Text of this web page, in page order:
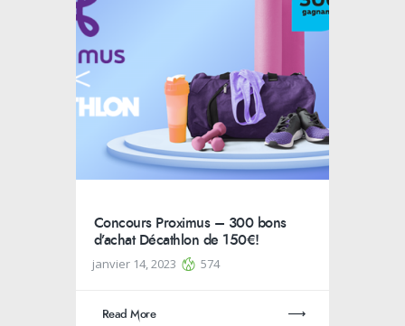
Concours Proximus – 300 bons
d’achat Décathlon de 150€!
janvier 14, 2023 574
Read More